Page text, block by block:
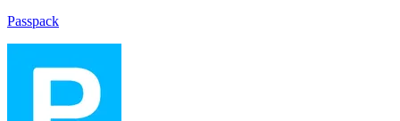
Passpack